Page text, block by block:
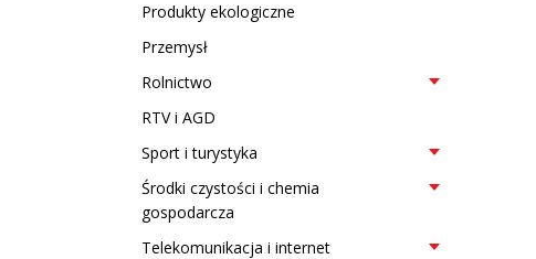
Produkty ekologiczne
Przemysł
Rolnictwo
RTV i AGD
Sport i turystyka
Środki czystości i chemia
gospodarcza
Telekomunikacja i internet